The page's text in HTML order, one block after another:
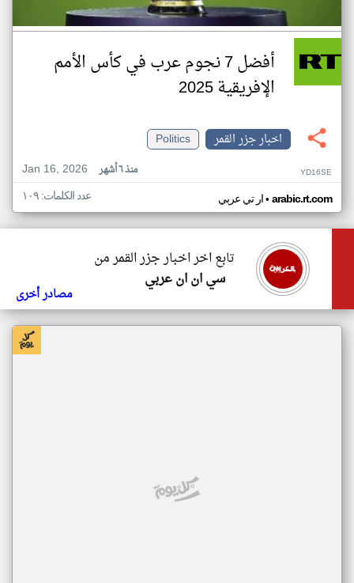
أفضل 7 نجوم عرب في كأس الأمم
الإفريقية 2025
اخبار جزر القمر
Politics
Jan 16, 2026
منذ ٦ أشهر YD16SE
ار تي عربي• arabic.rt.com عدد الكلمات: ١٠٩
تابع اخر اخبار جزر القمر من
سي ان ان عربي
مصادر أخرى